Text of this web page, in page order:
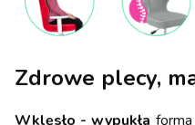
Zdrowe plecy,
Wklęsło - wypukła